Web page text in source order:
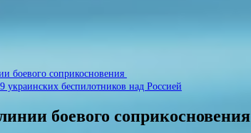
боевого соприкосновения
беспилотников над Россией
боевого соприкосновения